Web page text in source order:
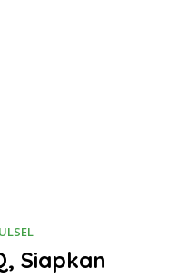
Siapkan